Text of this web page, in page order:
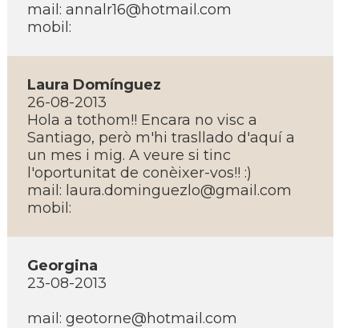
mail: annalr16@hotmail.com
mobil:
Laura Domí­nguez
26-08-2013
Hola a tothom!! Encara no visc a
Santiago, però m'hi trasllado d'aquí­ a
un mes i mig. A veure si tinc
l'oportunitat de conèixer-vos!! :)
mail: laura.dominguezlo@gmail.com
mobil:
Georgina
23-08-2013
mail: geotorne@hotmail.com